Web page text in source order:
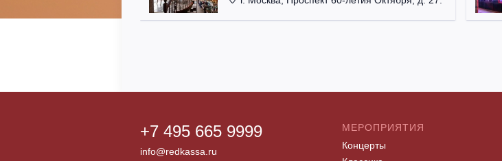
+7 495 665 9999
info@redkassa.ru
МЕРОПРИЯТИЯ
Концерты